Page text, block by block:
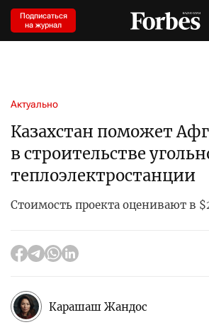
Подписаться
на журнал
Актуально
Казахстан поможет
в строительстве
теплоэлектростанции
Стоимость проекта оценивают в
Карашаш Жандос